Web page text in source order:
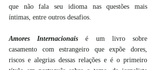
que não fala seu idioma nas questões mais
íntimas, entre outros desafios.
Amores Internacionais é um livro sobre
casamento com estrangeiro que expõe dores,
riscos e alegrias dessas relações e é o primeiro